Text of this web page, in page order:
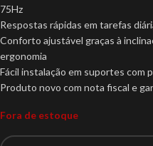
75Hz
Respostas rápidas em tarefas
Conforto ajustável graças à
ergonomia
Fácil instalação em suportes com
Produto novo com nota fiscal e
Fora de estoque